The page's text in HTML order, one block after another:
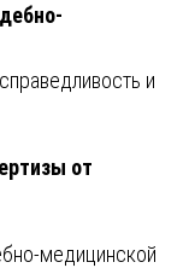
и
от
медицинской